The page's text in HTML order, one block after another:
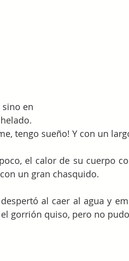
en
tengo sueño! Y con un
el calor de su cuerpo
un gran chasquido.
al caer al agua y
gorrión quiso, pero no